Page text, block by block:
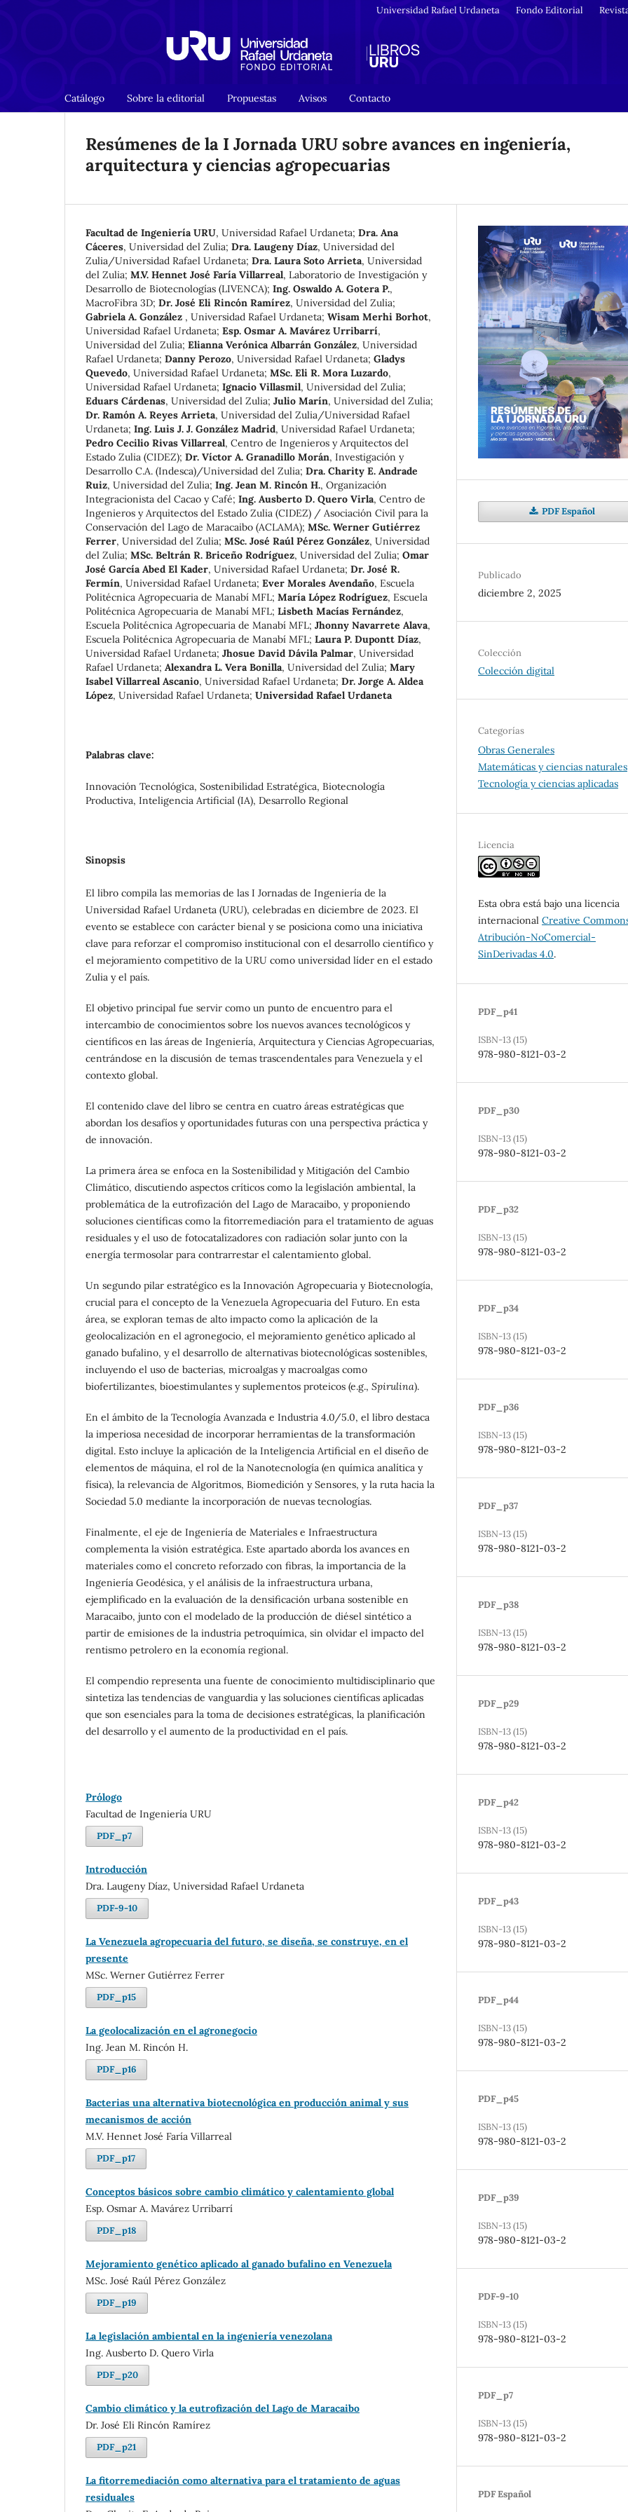
Catálogo Sobre la editorial Propuestas Avisos Contacto
Universidad Rafael Urdaneta Fondo Editorial
Resúmenes de la I Jornada URU sobre avances en ingeniería,
arquitectura y ciencias agropecuarias
Facultad de Ingeniería URU, Universidad Rafael Urdaneta; Dra. Ana
Cáceres, Universidad del Zulia; Dra. Laugeny Díaz, Universidad del
Zulia/Universidad Rafael Urdaneta; Dra. Laura Soto Arrieta, Universidad
del Zulia; M.V. Hennet José Faría Villarreal, Laboratorio de Investigación y
Desarrollo de Biotecnologías (LIVENCA); Ing. Oswaldo A. Gotera P.,
MacroFibra 3D; Dr. José Eli Rincón Ramírez, Universidad del Zulia;
Gabriela A. González , Universidad Rafael Urdaneta; Wisam Merhi Borhot,
Universidad Rafael Urdaneta; Esp. Osmar A. Mavárez Urribarrí,
Universidad del Zulia; Elianna Verónica Albarrán González, Universidad
Rafael Urdaneta; Danny Perozo, Universidad Rafael Urdaneta; Gladys
Quevedo, Universidad Rafael Urdaneta; MSc. Eli R. Mora Luzardo,
Universidad Rafael Urdaneta; Ignacio Villasmil, Universidad del Zulia;
Eduars Cárdenas, Universidad del Zulia; Julio Marín, Universidad del Zulia;
Dr. Ramón A. Reyes Arrieta, Universidad del Zulia/Universidad Rafael
Urdaneta; Ing. Luis J. J. González Madrid, Universidad Rafael Urdaneta;
Pedro Cecilio Rivas Villarreal, Centro de Ingenieros y Arquitectos del
Estado Zulia (CIDEZ); Dr. Víctor A. Granadillo Morán, Investigación y
Desarrollo C.A. (Indesca)/Universidad del Zulia; Dra. Charity E. Andrade
Ruiz, Universidad del Zulia; Ing. Jean M. Rincón H., Organización
Integracionista del Cacao y Café; Ing. Ausberto D. Quero Virla, Centro de
Ingenieros y Arquitectos del Estado Zulia (CIDEZ) / Asociación Civil para la
Conservación del Lago de Maracaibo (ACLAMA); MSc. Werner Gutiérrez
Ferrer, Universidad del Zulia; MSc. José Raúl Pérez González, Universidad
del Zulia; MSc. Beltrán R. Briceño Rodríguez, Universidad del Zulia; Omar
José García Abed El Kader, Universidad Rafael Urdaneta; Dr. José R.
Fermín, Universidad Rafael Urdaneta; Ever Morales Avendaño, Escuela
Politécnica Agropecuaria de Manabí MFL; María López Rodríguez, Escuela
Politécnica Agropecuaria de Manabí MFL; Lisbeth Macías Fernández,
Escuela Politécnica Agropecuaria de Manabí MFL; Jhonny Navarrete Alava,
Escuela Politécnica Agropecuaria de Manabí MFL; Laura P. Dupontt Díaz,
Universidad Rafael Urdaneta; Jhosue David Dávila Palmar, Universidad
Rafael Urdaneta; Alexandra L. Vera Bonilla, Universidad del Zulia; Mary
Isabel Villarreal Ascanio, Universidad Rafael Urdaneta; Dr. Jorge A. Aldea
López, Universidad Rafael Urdaneta; Universidad Rafael Urdaneta
Palabras clave:
Innovación Tecnológica, Sostenibilidad Estratégica, Biotecnología
Productiva, Inteligencia Artificial (IA), Desarrollo Regional
Sinopsis
El libro compila las memorias de las I Jornadas de Ingeniería de la
Universidad Rafael Urdaneta (URU), celebradas en diciembre de 2023. El
evento se establece con carácter bienal y se posiciona como una iniciativa
clave para reforzar el compromiso institucional con el desarrollo científico y
el mejoramiento competitivo de la URU como universidad líder en el estado
Zulia y el país.
El objetivo principal fue servir como un punto de encuentro para el
intercambio de conocimientos sobre los nuevos avances tecnológicos y
científicos en las áreas de Ingeniería, Arquitectura y Ciencias Agropecuarias,
centrándose en la discusión de temas trascendentales para Venezuela y el
contexto global.
El contenido clave del libro se centra en cuatro áreas estratégicas que
abordan los desafíos y oportunidades futuras con una perspectiva práctica y
de innovación.
La primera área se enfoca en la Sostenibilidad y Mitigación del Cambio
Climático, discutiendo aspectos críticos como la legislación ambiental, la
problemática de la eutrofización del Lago de Maracaibo, y proponiendo
soluciones científicas como la fitorremediación para el tratamiento de aguas
residuales y el uso de fotocatalizadores con radiación solar junto con la
energía termosolar para contrarrestar el calentamiento global.
Un segundo pilar estratégico es la Innovación Agropecuaria y Biotecnología,
crucial para el concepto de la Venezuela Agropecuaria del Futuro. En esta
área, se exploran temas de alto impacto como la aplicación de la
geolocalización en el agronegocio, el mejoramiento genético aplicado al
ganado bufalino, y el desarrollo de alternativas biotecnológicas sostenibles,
incluyendo el uso de bacterias, microalgas y macroalgas como
biofertilizantes, bioestimulantes y suplementos proteicos (e.g., Spirulina).
En el ámbito de la Tecnología Avanzada e Industria 4.0/5.0, el libro destaca
la imperiosa necesidad de incorporar herramientas de la transformación
digital. Esto incluye la aplicación de la Inteligencia Artificial en el diseño de
elementos de máquina, el rol de la Nanotecnología (en química analítica y
física), la relevancia de Algoritmos, Biomedición y Sensores, y la ruta hacia la
Sociedad 5.0 mediante la incorporación de nuevas tecnologías.
Finalmente, el eje de Ingeniería de Materiales e Infraestructura
complementa la visión estratégica. Este apartado aborda los avances en
materiales como el concreto reforzado con fibras, la importancia de la
Ingeniería Geodésica, y el análisis de la infraestructura urbana,
ejemplificado en la evaluación de la densificación urbana sostenible en
Maracaibo, junto con el modelado de la producción de diésel sintético a
partir de emisiones de la industria petroquímica, sin olvidar el impacto del
rentismo petrolero en la economía regional.
El compendio representa una fuente de conocimiento multidisciplinario que
sintetiza las tendencias de vanguardia y las soluciones científicas aplicadas
que son esenciales para la toma de decisiones estratégicas, la planificación
del desarrollo y el aumento de la productividad en el país.
Prólogo
Facultad de Ingeniería URU
PDF_p7
Introducción
Dra. Laugeny Díaz, Universidad Rafael Urdaneta
PDF-9-10
La Venezuela agropecuaria del futuro, se diseña, se construye, en el
presente
MSc. Werner Gutiérrez Ferrer
PDF_p15
La geolocalización en el agronegocio
Ing. Jean M. Rincón H.
PDF_p16
Bacterias una alternativa biotecnológica en producción animal y sus
mecanismos de acción
M.V. Hennet José Faría Villarreal
PDF_p17
Conceptos básicos sobre cambio climático y calentamiento global
Esp. Osmar A. Mavárez Urribarrí
PDF_p18
Mejoramiento genético aplicado al ganado bufalino en Venezuela
MSc. José Raúl Pérez González
PDF_p19
La legislación ambiental en la ingeniería venezolana
Ing. Ausberto D. Quero Virla
PDF_p20
Cambio climático y la eutrofización del Lago de Maracaibo
Dr. José Eli Rincón Ramírez
PDF_p21
La fitorremediación como alternativa para el tratamiento de aguas
residuales
PDF Español
Publicado
diciembre 2, 2025
Colección
Colección digital
Categorías
Obras Generales
Matemáticas y ciencias naturales
Tecnología y ciencias aplicadas
Licencia
Esta obra está bajo una licencia
internacional Creative
Atribución-NoComercial-
SinDerivadas 4.0.
PDF_p41
ISBN-13 (15)
978-980-8121-03-2
PDF_p30
ISBN-13 (15)
978-980-8121-03-2
PDF_p32
ISBN-13 (15)
978-980-8121-03-2
PDF_p34
ISBN-13 (15)
978-980-8121-03-2
PDF_p36
ISBN-13 (15)
978-980-8121-03-2
PDF_p37
ISBN-13 (15)
978-980-8121-03-2
PDF_p38
ISBN-13 (15)
978-980-8121-03-2
PDF_p29
ISBN-13 (15)
978-980-8121-03-2
PDF_p42
ISBN-13 (15)
978-980-8121-03-2
PDF_p43
ISBN-13 (15)
978-980-8121-03-2
PDF_p44
ISBN-13 (15)
978-980-8121-03-2
PDF_p45
ISBN-13 (15)
978-980-8121-03-2
PDF_p39
ISBN-13 (15)
978-980-8121-03-2
PDF-9-10
ISBN-13 (15)
978-980-8121-03-2
PDF_p7
ISBN-13 (15)
978-980-8121-03-2
PDF Español